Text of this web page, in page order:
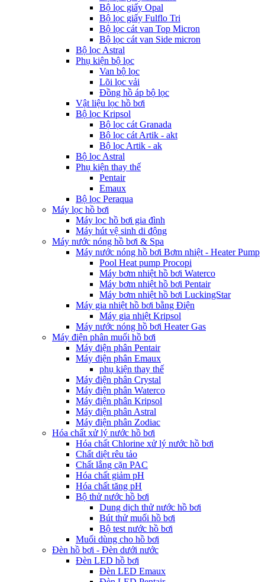
Bộ lọc giấy Opal
Bộ lọc giấy Fulflo Tri
Bộ lọc cát van Top Micron
Bộ lọc cát van Side micron
Bộ lọc Astral
Phụ kiện bộ lọc
Van bộ lọc
Lõi lọc vải
Đồng hồ áp bộ lọc
Vật liệu lọc hồ bơi
Bộ lọc Kripsol
Bộ lọc cát Granada
Bộ lọc cát Artik - akt
Bộ lọc Artik - ak
Bộ lọc Astral
Phụ kiện thay thế
Pentair
Emaux
Bộ lọc Peraqua
Máy lọc hồ bơi
Máy lọc hồ bơi gia đình
Máy hút vệ sinh di động
Máy nước nóng hồ bơi & Spa
Máy nước nóng hồ bơi Bơm nhiệt - Heater Pump
Pool Heat pump Procopi
Máy bơm nhiệt hồ bơi Waterco
Máy bơm nhiệt hồ bơi Pentair
Máy bơm nhiệt hồ bơi LuckingStar
Máy gia nhiệt hồ bơi bằng Điện
Máy gia nhiệt Kripsol
Máy nước nóng hồ bơi Heater Gas
Máy điện phân muối hồ bơi
Máy điện phân Pentair
Máy điện phân Emaux
phụ kiện thay thế
Máy điện phân Crystal
Máy điện phân Waterco
Máy điện phân Kripsol
Máy điện phân Astral
Máy điện phân Zodiac
Hóa chất xử lý nước hồ bơi
Hóa chất Chlorine xử lý nước hồ bơi
Chất diệt rêu tảo
Chất lắng cặn PAC
Hóa chất giảm pH
Hóa chất tăng pH
Bộ thử nước hồ bơi
Dung dịch thử nước hồ bơi
Bút thử muối hồ bơi
Bộ test nước hồ bơi
Muối dùng cho hồ bơi
Đèn hồ bơi - Đèn dưới nước
Đèn LED hồ bơi
Đèn LED Emaux